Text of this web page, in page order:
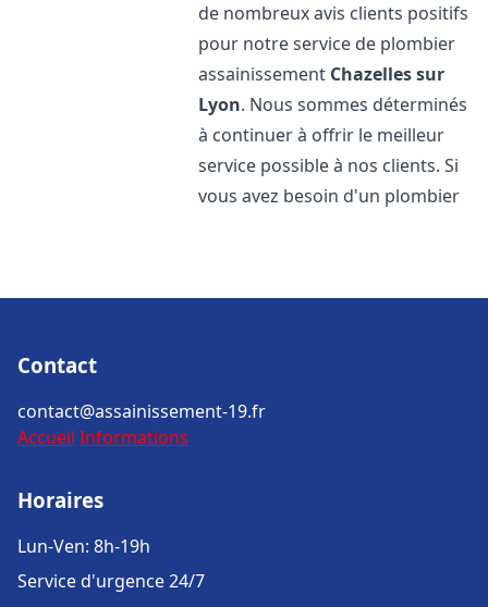
de nombreux avis clients positifs
pour notre service de plombier
assainissement Chazelles sur
Lyon. Nous sommes déterminés
à continuer à offrir le meilleur
service possible à nos clients. Si
vous avez besoin d'un plombier
Contact
contact@assainissement-19.fr
Accueil Informations
Horaires
Lun-Ven: 8h-19h
Service d'urgence 24/7